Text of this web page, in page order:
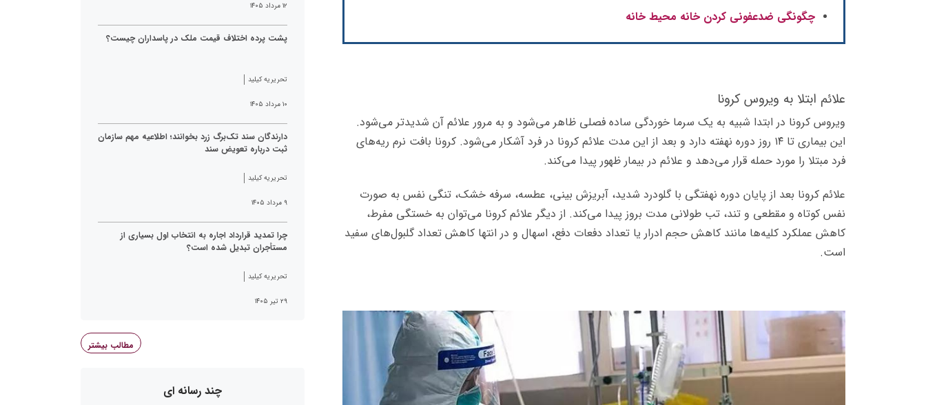
چگونگی ضدعفونی کردن خانه محیط خانه
علائم ابتلا به ویروس کرونا
ویروس کرونا در ابتدا شبیه به یک سرما خوردگی ساده فصلی ظاهر می‌شود و به مرور علائم آن شدیدتر می‌شود.
این بیماری تا
۱۴ روز دوره نهفته دارد و بعد از این مدت علائم کرونا در فرد آشکار می‌شود. کرونا بافت نرم ریه‌های
فرد مبتلا را مورد حمله قرار می‌دهد و علائم در بیمار ظهور پیدا می‌کند.
علائم کرونا بعد از پایان دوره نهفتگی با گلودرد شدید، آبریزش بینی، عطسه، سرفه خشک، تنگی نفس به صورت
نفس کوتاه و مقطعی و تند، تب طولانی مدت بروز پیدا می‌کند. از دیگر علائم کرونا می‌توان به خستگی مفرط،
کاهش عملکرد کلیه‌ها مانند کاهش حجم ادرار یا تعداد دفعات دفع، اسهال و در انتها کاهش تعداد گلبول‌های سفید
است.
۱۲ مرداد ۱۴۰۵
پشت پرده اختلاف قیمت ملک در پاسداران چیست؟
تحریریه کیلید
۱۰ مرداد ۱۴۰۵
دارندگان سند تک‌برگ زرد بخوانند؛ اطلاعیه مهم سازمان
ثبت درباره تعویض سند
تحریریه کیلید
۹ مرداد ۱۴۰۵
چرا تمدید قرارداد اجاره به انتخاب اول بسیاری از
مستأجران تبدیل شده است؟
تحریریه کیلید
۲۹ تیر ۱۴۰۵
مطالب بیشتر
چند رسانه ای